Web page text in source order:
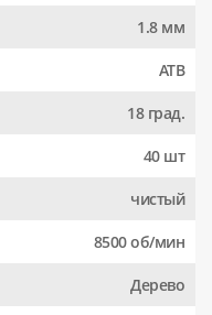
1.8 мм
АТВ
18 град.
40 шт
чистый
8500 об/мин
Дерево